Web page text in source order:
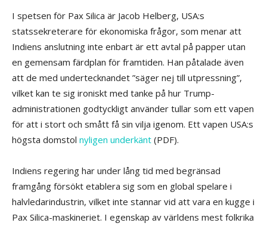
I spetsen för Pax Silica är Jacob Helberg, USA:s
statssekreterare för ekonomiska frågor, som menar att
Indiens anslutning inte enbart är ett avtal på papper utan
en gemensam färdplan för framtiden. Han påtalade även
att de med undertecknandet ”säger nej till utpressning”,
vilket kan te sig ironiskt med tanke på hur Trump-
administrationen godtyckligt använder tullar som ett vapen
för att i stort och smått få sin vilja igenom. Ett vapen USA:s
högsta domstol nyligen underkänt (PDF).
Indiens regering har under lång tid med begränsad
framgång försökt etablera sig som en global spelare i
halvledarindustrin, vilket inte stannar vid att vara en kugge i
Pax Silica-maskineriet. I egenskap av världens mest folkrika